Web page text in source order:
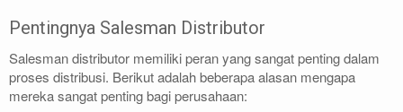
Pentingnya Salesman Distributor
Salesman distributor memiliki peran yang sangat penting dalam
proses distribusi. Berikut adalah beberapa alasan mengapa
mereka sangat penting bagi perusahaan: